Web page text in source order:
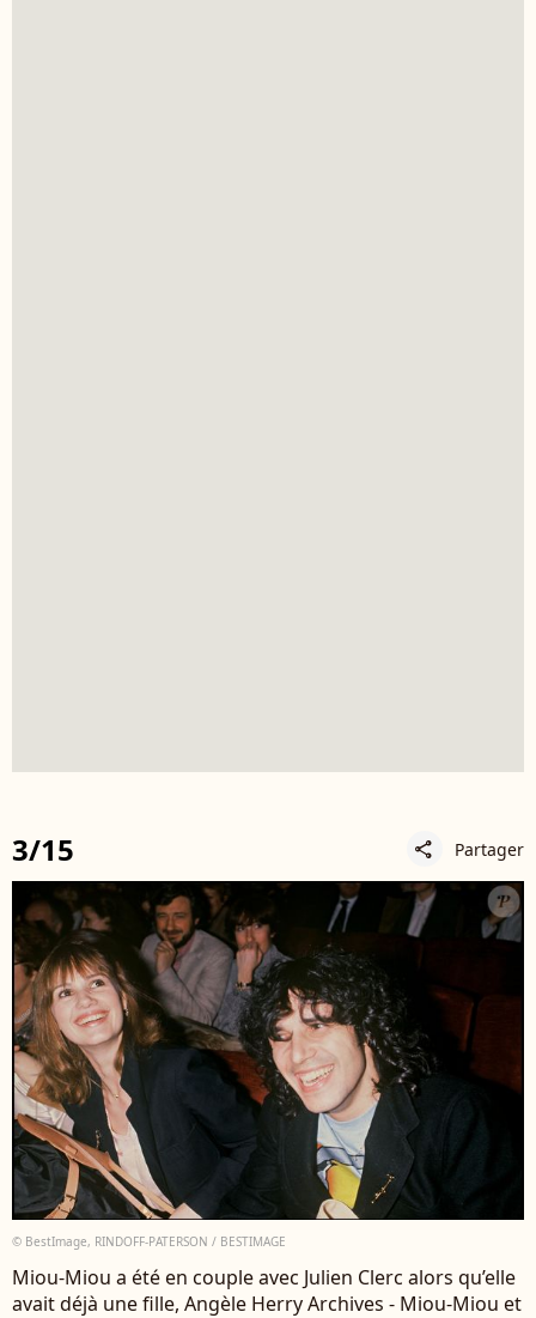
3/15 share Partager
© BestImage, RINDOFF-PATERSON / BESTIMAGE
Miou-Miou a été en couple avec Julien Clerc alors qu’elle
avait déjà une fille, Angèle Herry Archives - Miou-Miou et